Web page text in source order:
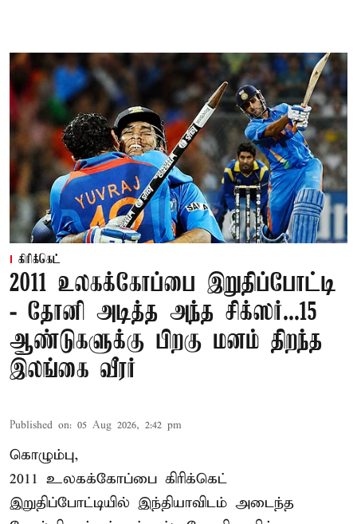
கிரிக்கெட்
2011 உலகக்கோப்பை இறுதிப்போட்டி
- தோனி அடித்த அந்த சிக்ஸர்...15
ஆண்டுகளுக்கு பிறகு மனம் திறந்த
இலங்கை வீரர்
Published on: 05 Aug 2026, 2:42 pm
கொழும்பு,
2011 உலகக்கோப்பை கிரிக்கெட்
இறுதிப்போட்டியில் இந்தியாவிடம் அடைந்த